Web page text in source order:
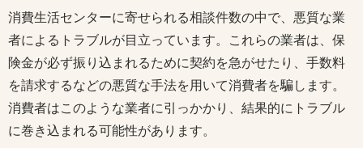
消費生活センターに寄せられる相談件数の中で、悪質な業
者によるトラブルが目立っています。これらの業者は、保
険金が必ず振り込まれるために契約を急がせたり、手数料
を請求するなどの悪質な手法を用いて消費者を騙します。
消費者はこのような業者に引っかかり、結果的にトラブル
に巻き込まれる可能性があります。